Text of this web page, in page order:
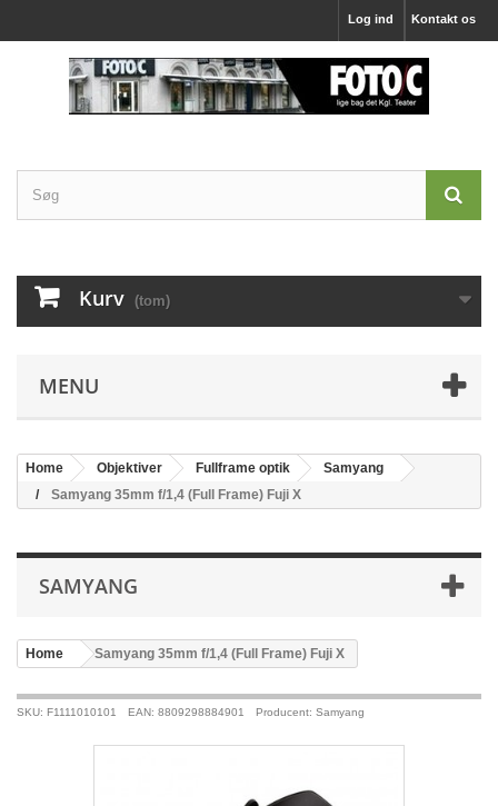
Kontakt os
Log ind
Kurv (tom)
MENU
Home Objektiver Fullframe optik
Samyang
Samyang 35mm f/1,4 (Full Frame) Fuji X
SAMYANG
Home >Samyang 35mm f/1,4 (Full Frame) Fuji X
SKU: F1111010101 EAN: 8809298884901 Producent: Samyang